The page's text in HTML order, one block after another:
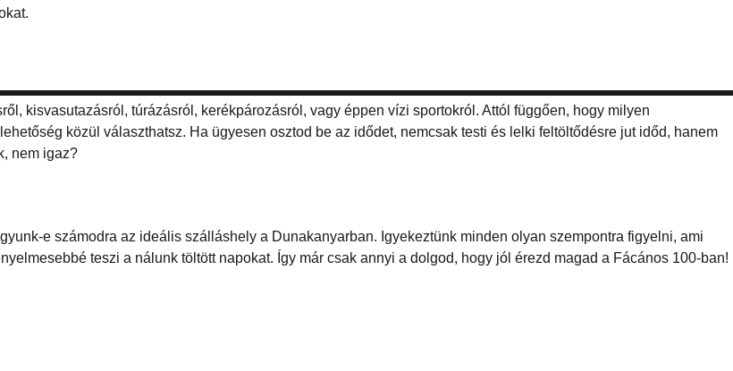
kisvasutazásról, túrázásról, kerékpározásról, vagy éppen vízi sportokról. Attól függően, hogy milyen
közül választhatsz. Ha ügyesen osztod be az idődet, nemcsak testi és lelki feltöltődésre jut időd, hanem
nem igaz?
e számodra az ideális szálláshely a Dunakanyarban. Igyekeztünk minden olyan szempontra figyelni, ami
teszi a nálunk töltött napokat. Így már csak annyi a dolgod, hogy jól érezd magad a Fácános 100-ban!